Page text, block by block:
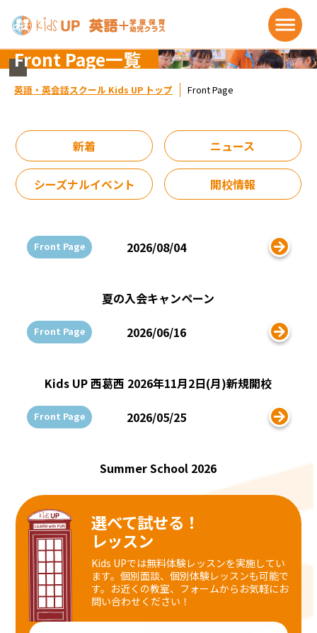
Front Page一覧
英語・英会話スクール Kids UP トップ Front Page
新着 ニュース
シーズナルイベント 開校情報
Front Page 2026/08/04
夏の入会キャンペーン
Front Page 2026/06/16
Kids UP 西葛西 2026年11月2日(月)新規開校
Front Page 2026/05/25
Summer School 2026
選べて試せる！
レッスン
Kids UPでは無料体験レッスンを実施してい
ます。個別面談、個別体験レッスンも可能で
す。 お近くの教室、フォームからお気軽にお
問い合わせください！